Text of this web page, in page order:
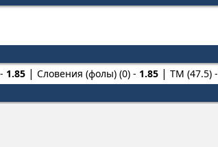
1.85 Словения (фолы) (0) - 1.85 ТМ (47.5) -